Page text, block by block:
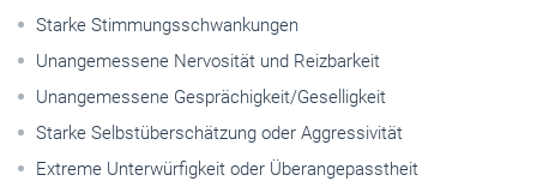
Starke Stimmungsschwankungen
Unangemessene Nervosität und Reizbarkeit
Unangemessene Gesprächigkeit/Geselligkeit
Starke Selbstüberschätzung oder Aggressivität
Extreme Unterwürfigkeit oder Überangepasstheit